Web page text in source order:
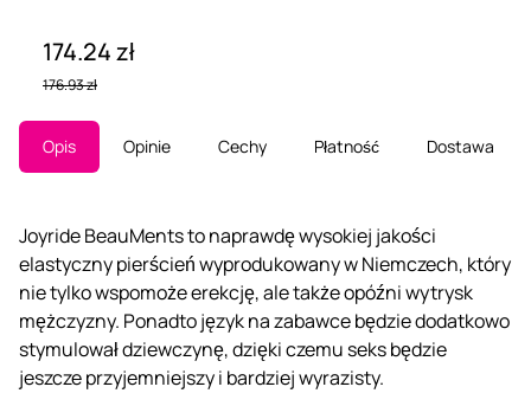
174.24 zł
176.93 zł
Opis Opinie Cechy Płatność Dostawa
Joyride BeauMents to naprawdę wysokiej jakości
elastyczny pierścień wyprodukowany w Niemczech, który
nie tylko wspomoże erekcję, ale także opóźni wytrysk
mężczyzny. Ponadto język na zabawce będzie dodatkowo
stymulował dziewczynę, dzięki czemu seks będzie
jeszcze przyjemniejszy i bardziej wyrazisty.